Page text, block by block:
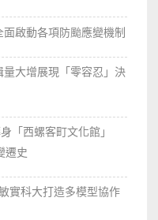
啟動各項防颱應變機制
大增展現「零容忍」決
「西螺客町文化館」
遷史
實科大打造多模型協作